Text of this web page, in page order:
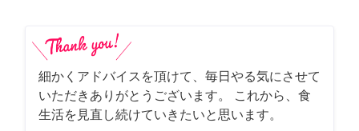
細かくアドバイスを頂けて、毎日やる気にさせて
いただきありがとうございます。 これから、食
生活を見直し続けていきたいと思います。